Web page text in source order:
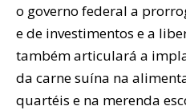
o governo federal a
e de investimentos e a
também articulará a
da carne suína na
quartéis e na merenda